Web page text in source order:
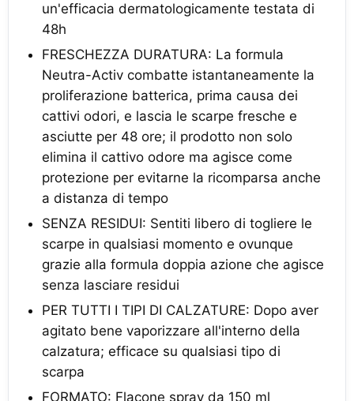
un'efficacia dermatologicamente testata di
48h
FRESCHEZZA DURATURA: La formula
Neutra-Activ combatte istantaneamente la
proliferazione batterica, prima causa dei
cattivi odori, e lascia le scarpe fresche e
asciutte per 48 ore; il prodotto non solo
elimina il cattivo odore ma agisce come
protezione per evitarne la ricomparsa anche
a distanza di tempo
SENZA RESIDUI: Sentiti libero di togliere le
scarpe in qualsiasi momento e ovunque
grazie alla formula doppia azione che agisce
senza lasciare residui
PER TUTTI I TIPI DI CALZATURE: Dopo aver
agitato bene vaporizzare all'interno della
calzatura; efficace su qualsiasi tipo di
scarpa
FORMATO: Flacone spray da 150 ml